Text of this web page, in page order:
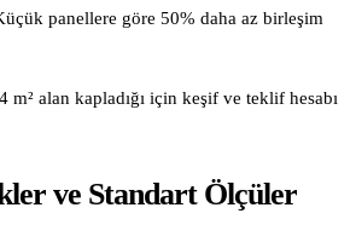
panellere göre 50% daha az birleşim
4 m² alan kapladığı için keşif ve teklif hesabı
ve Standart Ölçüler